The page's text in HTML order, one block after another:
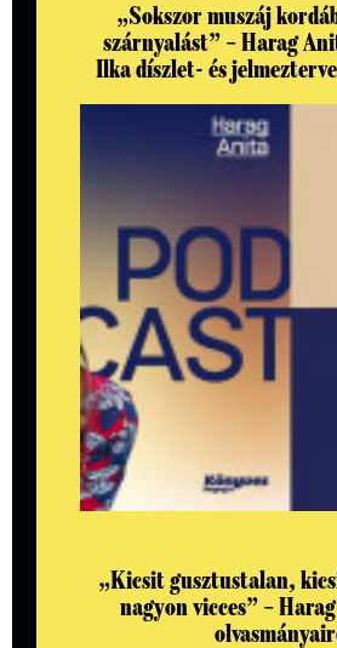
„Sokszor muszáj
szárnyalást” – Harag
Ilka díszlet- és
„Kicsit gusztustalan,
nagyon vicces” –